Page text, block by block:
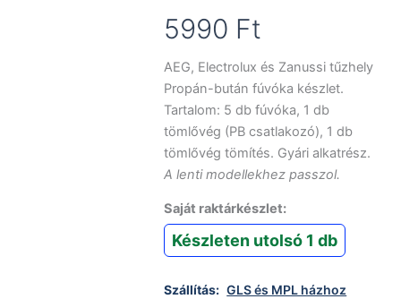
5990 Ft
AEG, Electrolux és Zanussi tűzhely
Propán-bután fúvóka készlet.
Tartalom: 5 db fúvóka, 1 db
tömlővég (PB csatlakozó), 1 db
tömlővég tömítés. Gyári alkatrész.
A lenti modellekhez passzol.
Saját raktárkészlet:
Készleten utolsó 1 db
Szállítás: GLS és MPL házhoz